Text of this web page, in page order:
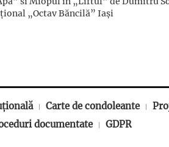
„Octav Băncilă” Iași
Carte de condoleante
documentate GDPR